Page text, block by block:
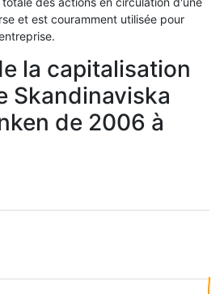
et est couramment utilisée pour
la capitalisation
Skandinaviska
de 2006 à